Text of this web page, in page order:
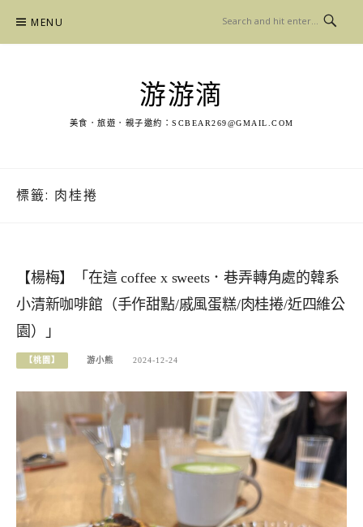
content
MENU
游游滴
美食．旅遊．親子邀約： SCBEAR269@GMAIL.COM
標籤: 肉桂捲
【楊梅】「在這 coffee x sweets．巷弄轉角處的韓系
小清新咖啡館（手作甜點/戚風蛋糕/肉桂捲/近四維公
園）」
【桃園】 游小熊 2024-12-24